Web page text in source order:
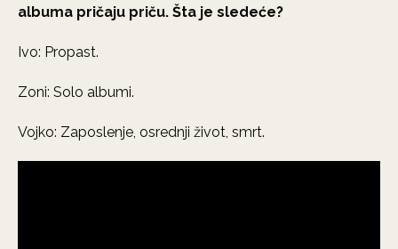
albuma pričaju priču. Šta je sledeće?
Ivo: Propast.
Zoni: Solo albumi.
Vojko: Zaposlenje, osrednji život, smrt.